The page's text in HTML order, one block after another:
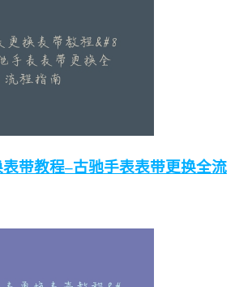
带教程–古驰手表表带更换全流